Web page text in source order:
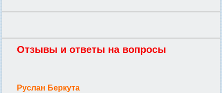
Отзывы и ответы на вопросы
Руслан Беркута